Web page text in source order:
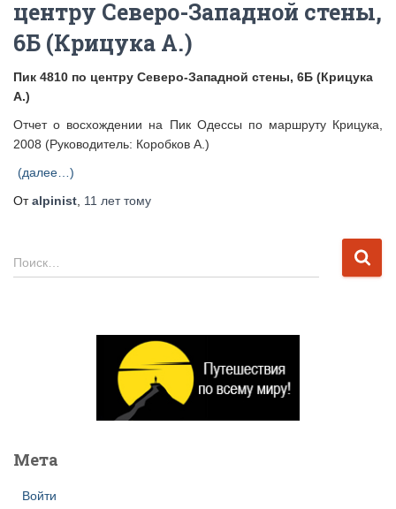
центру Северо-Западной стены,
6Б (Крицука А.)
Пик 4810 по центру Северо-Западной стены, 6Б (Крицука
А.)
Отчет о восхождении на Пик Одессы по маршруту Крицука,
2008 (Руководитель: Коробков А.)
(далее…)
Отalpinist 11 леттому
Н
а
Поиск…
Мета
Войти